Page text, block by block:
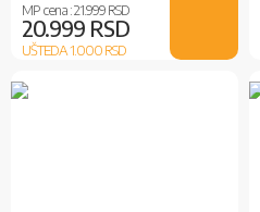
MP cena :21.999 RSD
20.999 RSD
UŠTEDA 1.000RSD